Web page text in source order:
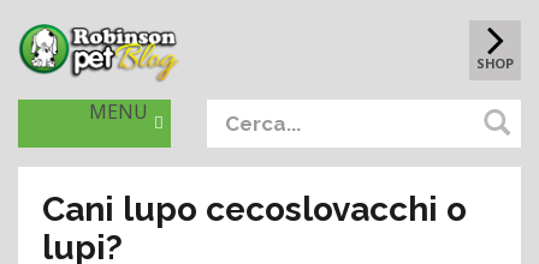
SHOP
MENU
Cani lupo cecoslovacchi o
lupi?